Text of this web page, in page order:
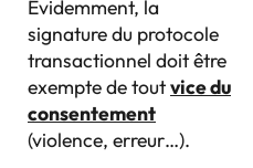
Evidemment, la
signature du protocole
transactionnel doit être
exempte de toutvice du
consentement
(violence, erreur…).